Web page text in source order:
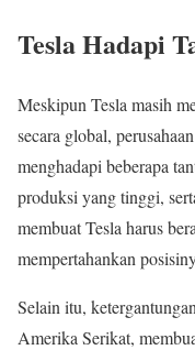
Tesla Hadapi
Meskipun Tesla masih
secara global,
menghadapi beberapa
produksi yang tinggi,
membuat Tesla harus
mempertahankan
Selain itu,
Amerika Serikat,